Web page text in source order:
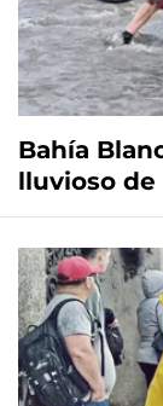
Bahía
lluvioso